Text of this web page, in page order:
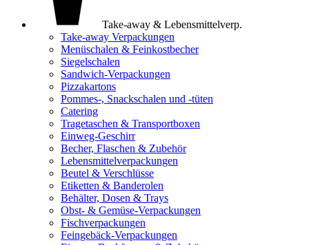
Take-away & Lebensmittelverp.
Take-away Verpackungen
Menüschalen & Feinkostbecher
Siegelschalen
Sandwich-Verpackungen
Pizzakartons
Pommes-, Snackschalen und -tüten
Catering
Tragetaschen & Transportboxen
Einweg-Geschirr
Becher, Flaschen & Zubehör
Lebensmittelverpackungen
Beutel & Verschlüsse
Etiketten & Banderolen
Behälter, Dosen & Trays
Obst- & Gemüse-Verpackungen
Fischverpackungen
Feingebäck-Verpackungen